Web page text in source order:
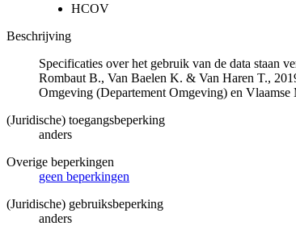
HCOV
Beschrijving
Specificaties over het gebruik van de data
Rombaut B., Van Baelen K. & Van Haren T.,
Omgeving (Departement Omgeving) en
(Juridische) toegangsbeperking
anders
Overige beperkingen
geen beperkingen
(Juridische) gebruiksbeperking
anders